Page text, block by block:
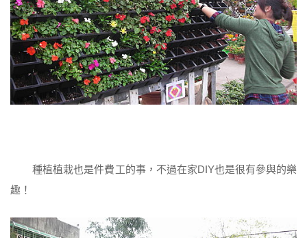
種植植栽也是件費工的事，不過在家DIY也是很有參與的樂
趣！